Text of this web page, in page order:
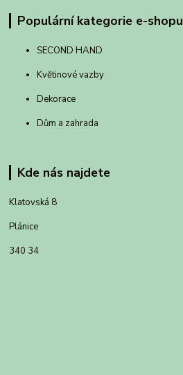
Populární kategorie e-shopu
SECOND HAND
Květinové vazby
Dekorace
Dům a zahrada
Kde nás najdete
Klatovská 8
Plánice
340 34